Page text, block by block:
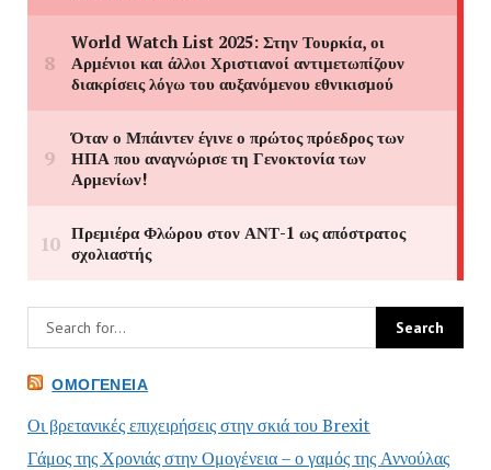
ΟΜΟΓΈΝΕΙΑ
Οι βρετανικές επιχειρήσεις στην σκιά του Brexit
Γάμος της Χρονιάς στην Ομογένεια – ο γαμός της Αννούλας